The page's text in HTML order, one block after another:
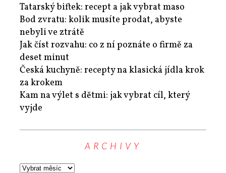
Tatarský biftek: recept a jak vybrat maso
Bod zvratu: kolik musíte prodat, abyste
nebyli ve ztrátě
Jak číst rozvahu: co z ní poznáte o firmě za
deset minut
Česká kuchyně: recepty na klasická jídla krok
za krokem
Kam na výlet s dětmi: jak vybrat cíl, který
vyjde
ARCHIVY